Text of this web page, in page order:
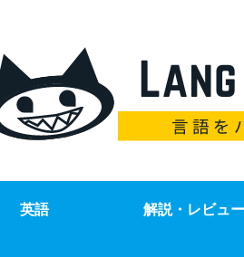
英語 解説・レビュー